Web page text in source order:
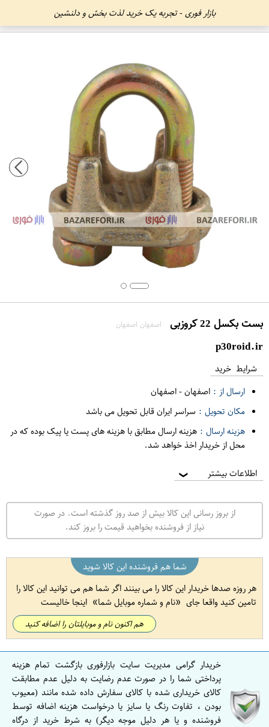
بازار فوری - تجربه یک خرید لذت بخش و دلنشین
بست بکسل 22 کروزبی اصفهان اصفهان
p30roid.ir
شرایط خرید
ارسال از : اصفهان-اصفهان
مکان تحویل : سراسر ایران قابل تحویل می باشد
هزینه ارسال : هزینه ارسال مطابق با هزینه های پست یا پیک بوده که در
محل از خریدار اخذ خواهد شد.
اطلاعات بیشتر ❯
از بروز رسانی این کالا بیش از صد روز گذشته است. در صورت
نیاز از فروشنده بخواهید قیمت را بروز کند.
شما هم فروشنده این کالا شوید
هر روزه صدها خریدار این کالا را می بینند اگر شما هم می توانید این کالا را
تامین کنید واقعا جای
نام و شماره موبایل شما اینجا خالیست
هم اکنون نام و موبایلتان را اضافه کنید
خریدار گرامی مدیریت سایت بازارفوری بازگشت تمام هزینه
پرداختی شما را در صورت عدم رضایت به دلیل عدم مطابقت
کالای خریداری شده با کالای سفارش داده شده مانند (معیوب
بودن ، تفاوت رنگ یا سایز یا درخواست هزینه اضافه توسط
فروشنده و یا هر دلیل موجه دیگر) به شرط خرید از درگاه